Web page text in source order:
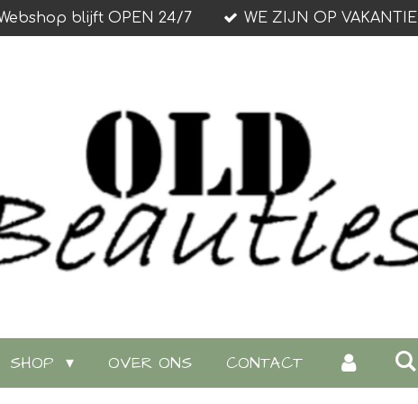
blijft OPEN 24/7 WE ZIJN OP VAKANTIE
SHOP OVER ONS CONTACT